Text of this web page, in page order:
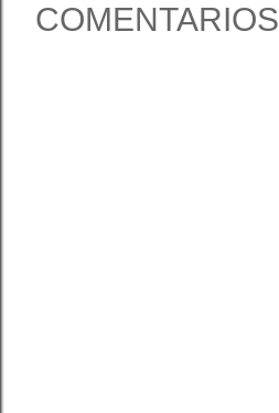
COMENTARIOS